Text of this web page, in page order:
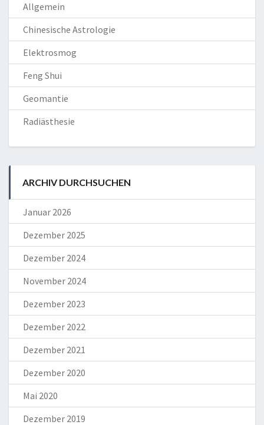
Allgemein
Chinesische Astrologie
Elektrosmog
Feng Shui
Geomantie
Radiästhesie
ARCHIV DURCHSUCHEN
Januar 2026
Dezember 2025
Dezember 2024
November 2024
Dezember 2023
Dezember 2022
Dezember 2021
Dezember 2020
Mai 2020
Dezember 2019